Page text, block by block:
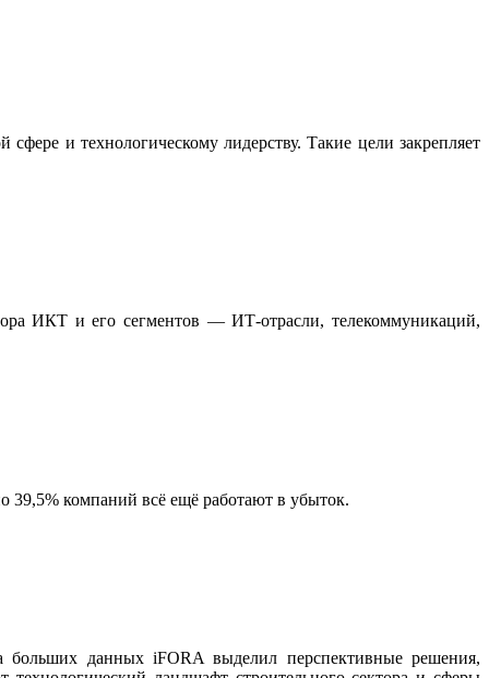
и технологическому лидерству. Такие цели закрепляет
ИКТ и его сегментов — ИТ-отрасли, телекоммуникаций,
39,5% компаний всё ещё работают в убыток.
данных iFORA выделил перспективные решения,